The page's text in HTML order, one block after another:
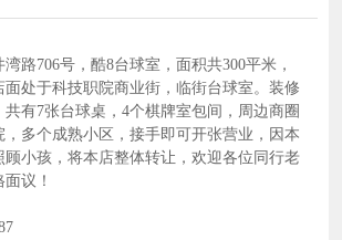
路706号，酷8台球室，面积共300平米，
处于科技职院商业街，临街台球室。装修
有7张台球桌，4个棋牌室包间，周边商圈
，多个成熟小区，接手即可开张营业，因本
顾小孩，将本店整体转让，欢迎各位同行老
议！